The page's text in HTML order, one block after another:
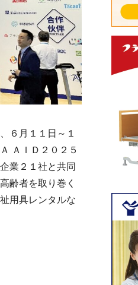
６月１１日～１
ＡＩＤ２０２５
業２１社と共同
齢者を取り巻く
用具レンタルな